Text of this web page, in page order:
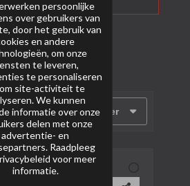
Filter
persoonlijke
over gebruikers van
door het gebruik van
en andere
om onze
te leveren,
te personaliseren
site-activiteit te
We kunnen
informatie over onze
delen met onze
advertentie- en
Raadpleeg
voor meer
informatie.